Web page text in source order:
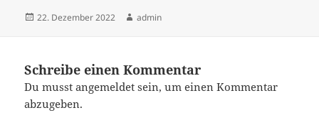
Veröffentlicht
22. Dezember 2022 Autor
admin
Schreibe einen Kommentar
Du musstangemeldet sein, um einen Kommentar
abzugeben.